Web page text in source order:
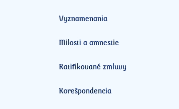
Vyznamenania
Milosti a amnestie
Ratifikované zmluvy
Korešpondencia